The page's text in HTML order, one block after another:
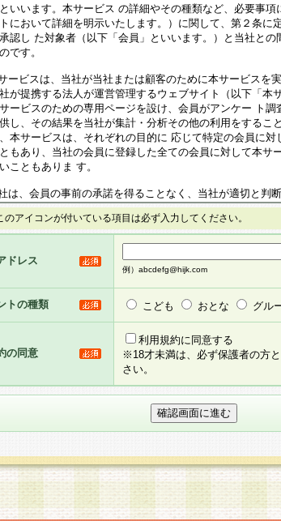
いいます。本サービス の詳細やその種類など、必要事
において詳細を明示いたします。）に関して、第２条に
認し た対象者（以下「会員」といいます。）と当社との
です。
ービスは、当社が当社または顧客のために本サービスを
が提携する法人が運営管理するウェブサイト（以下「本
ービスのための専用ページを設け、会員がアンケー ト調
し、その結果を当社が集計・分析その他の利用をするこ
本サービスは、それぞれの目的に 応じて特定の会員に対
もあり、当社の会員に登録した全ての会員に対して本サ
こともありま す。
は、会員の事前の承諾を得ることなく、当社が適切と判
任意に制定、変更または修正することができるものとし
規約においては本サイトに掲示したときに、その 他の諸
知の案内を配信または本サイトに掲示したときのいずれ
とします。
社がお聞きする個人情報は、すべて会員登録希望者の自由
えております。従って、会員登録希望者が自らの個人情
は、当社はその個人情報をお預かりいたしません が、提供
取扱商品やサービス等をご利用いただけない場合がありま
社は、お客様から当社が保有している個人情報の開示・訂
た場合には、ご本人様であることが当社にて確認できた
なります。
会員の資格
とは、本規約等を承諾のうえ、当社所定の登録手続きを
のアイコンが付いている項目は必ず入力してください。
ドレス
例）abcdefg@hijk.com
トの種類 こども おとな グル
の同意
利用規約に同意する
※18才未満は、必ず保護者の方
さい。